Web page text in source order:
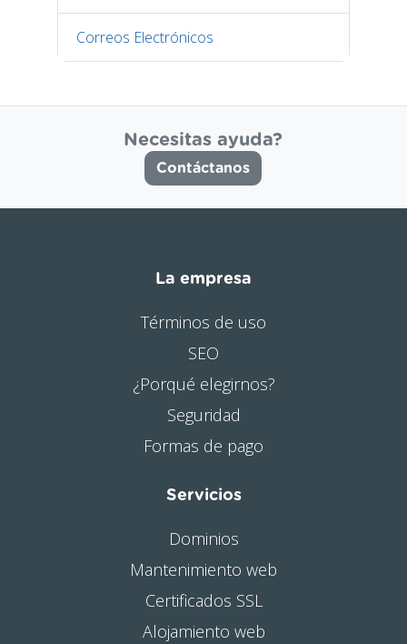
Correos Electrónicos
Necesitas ayuda?
Contáctanos
La empresa
Términos de uso
SEO
¿Porqué elegirnos?
Seguridad
Formas de pago
Servicios
Dominios
Mantenimiento web
Certificados SSL
Alojamiento web